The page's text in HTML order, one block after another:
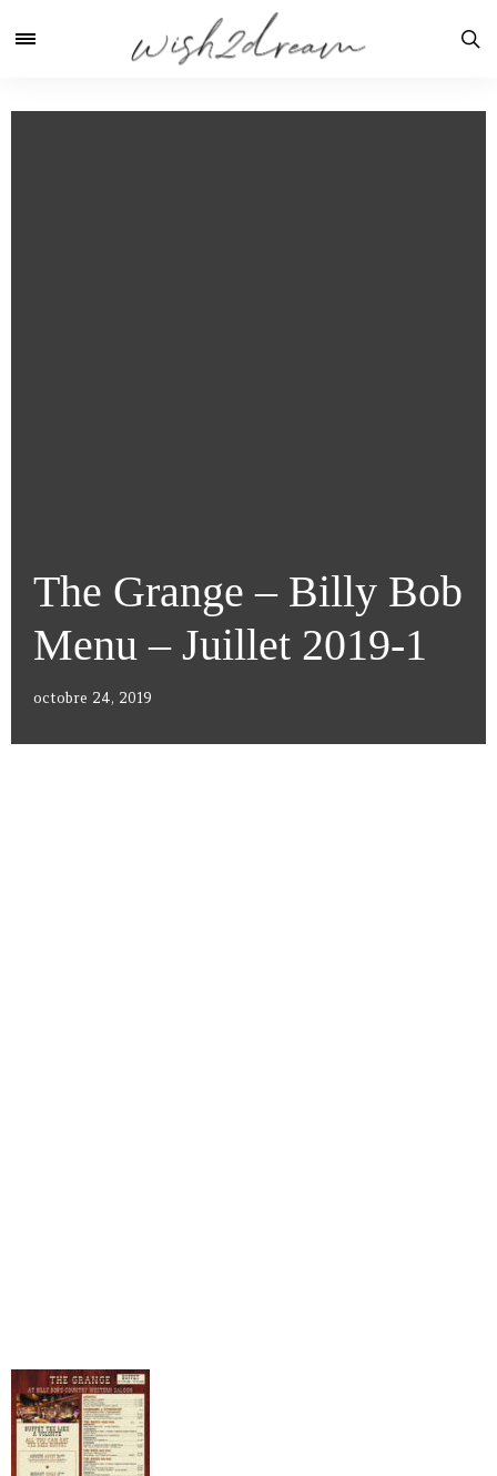
The Grange – Billy Bob
Menu – Juillet 2019-1
octobre 24, 2019